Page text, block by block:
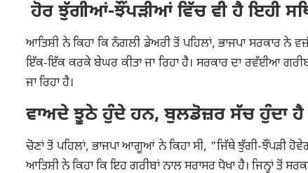
ਹੋਰ ਝੁੱਗੀਆਂ-ਝੌਂਪੜੀਆਂ ਵਿੱਚ ਵੀ ਹੈ ਇਹੀ
ਆਤਿਸ਼ੀ ਨੇ ਕਿਹਾ ਕਿ ਨੰਗਲੀ ਡੇਅਰੀ ਤੋਂ ਪਹਿਲਾਂ, ਭਾਜਪਾ ਸਰਕਾਰ ਨੇ
ਇੱਕ-ਇੱਕ ਕਰਕੇ ਬੇਘਰ ਕੀਤਾ ਜਾ ਰਿਹਾ ਹੈ। ਸਰਕਾਰ ਦਾ ਰਵੱਈਆ ਗਰੀਬ
ਜਾ ਰਿਹਾ ਹੈ।
ਵਾਅਦੇ ਝੂਠੇ ਹੁੰਦੇ ਹਨ, ਬੁਲਡੋਜ਼ਰ ਸੱਚ ਹੁੰਦਾ ਹੈ
ਚੋਣਾਂ ਤੋਂ ਪਹਿਲਾਂ, ਭਾਜਪਾ ਆਗੂਆਂ ਨੇ ਕਿਹਾ ਸੀ, "ਜਿੱਥੇ ਝੁੱਗੀ-ਝੌਂਪੜੀ
ਆਤਿਸ਼ੀ ਨੇ ਕਿਹਾ ਕਿ ਇਹ ਗਰੀਬਾਂ ਨਾਲ ਸਰਾਸਰ ਧੋਖਾ ਹੈ। ਜਿਨ੍ਹਾਂ ਤੋਂ